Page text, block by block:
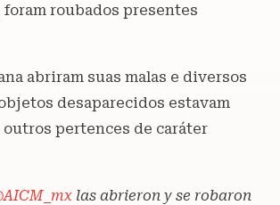
roubados presentes
abriram suas malas e diversos
desaparecidos estavam
pertences de caráter
las abrieron y se robaron